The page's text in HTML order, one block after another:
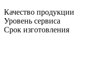
Качество продукции
Уровень сервиса
Срок изготовления